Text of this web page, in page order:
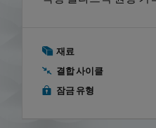
재료
결합 사이클
잠금 유형